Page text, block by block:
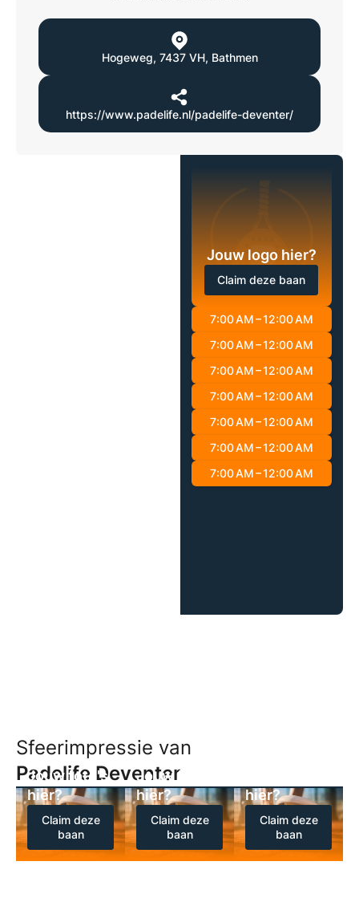
Hogeweg, 7437 VH, Bathmen
https://www.padelife.nl/padelife-deventer/
Jouw logo hier?
Claim deze baan
7:00 AM – 12:00 AM
7:00 AM – 12:00 AM
7:00 AM – 12:00 AM
7:00 AM – 12:00 AM
7:00 AM – 12:00 AM
7:00 AM – 12:00 AM
7:00 AM – 12:00 AM
Sfeerimpressie van
Padelife Deventer
Jouw foto's
hier?
Claim deze
baan
Jouw foto's
hier?
Claim deze
baan
hier?
Claim deze
baan